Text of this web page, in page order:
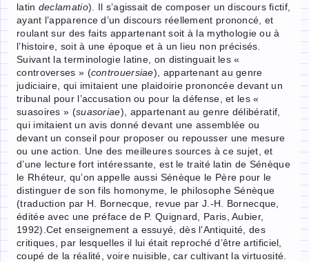
latin declamatio). Il s’agissait de composer un discours fictif,
ayant l’apparence d’un discours réellement prononcé, et
roulant sur des faits appartenant soit à la mythologie ou à
l’histoire, soit à une époque et à un lieu non précisés.
Suivant la terminologie latine, on distinguait les «
controverses » (controuersiae), appartenant au genre
judiciaire, qui imitaient une plaidoirie prononcée devant un
tribunal pour l’accusation ou pour la défense, et les «
suasoires » (suasoriae), appartenant au genre délibératif,
qui imitaient un avis donné devant une assemblée ou
devant un conseil pour proposer ou repousser une mesure
ou une action. Une des meilleures sources à ce sujet, et
d’une lecture fort intéressante, est le traité latin de Sénèque
le Rhéteur, qu’on appelle aussi Sénèque le Père pour le
distinguer de son fils homonyme, le philosophe Sénèque
(traduction par H. Bornecque, revue par J.-H. Bornecque,
éditée avec une préface de P. Quignard, Paris, Aubier,
1992).Cet enseignement a essuyé, dès l’Antiquité, des
critiques, par lesquelles il lui était reproché d’être artificiel,
coupé de la réalité, voire nuisible, car cultivant la virtuosité.